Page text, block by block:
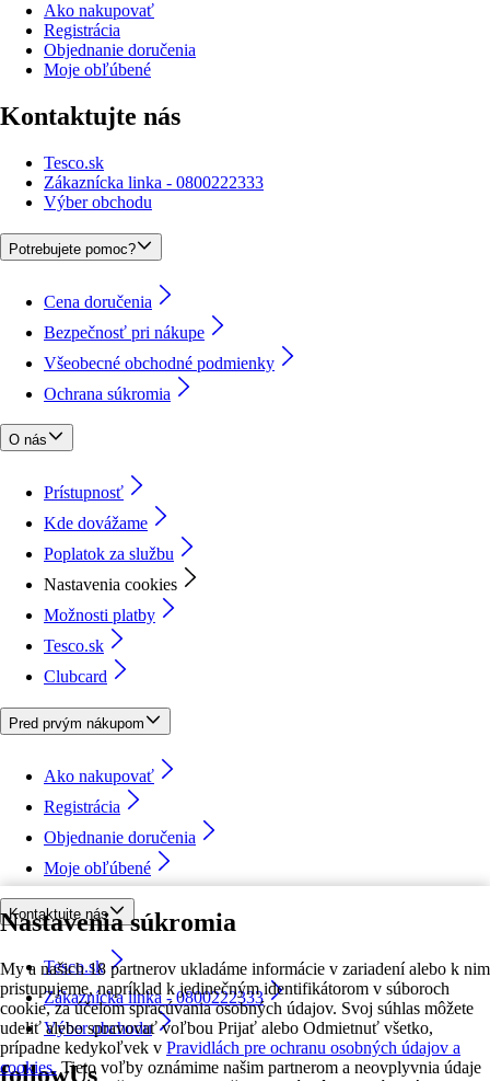
Nastavenia súkromia
My a našich 18 partnerov ukladáme informácie v zariadení alebo k nim
pristupujeme, napríklad k jedinečným identifikátorom v súboroch
cookie, za účelom spracúvania osobných údajov. Svoj súhlas môžete
udeliť alebo spravovať voľbou Prijať alebo Odmietnuť všetko,
prípadne kedykoľvek v Pravidlách pre ochranu osobných údajov a
cookies. Tieto voľby oznámime našim partnerom a neovplyvnia údaje
Ako nakupovať
Registrácia
Objednanie doručenia
Moje obľúbené
Kontaktujte nás
Tesco.sk
Zákaznícka linka - 0800222333
Výber obchodu
Potrebujete pomoc?
Cena doručenia
Bezpečnosť pri nákupe
Všeobecné obchodné podmienky
Ochrana súkromia
O nás
Prístupnosť
Kde dovážame
Poplatok za službu
Nastavenia cookies
Možnosti platby
Tesco.sk
Clubcard
Pred prvým nákupom
Ako nakupovať
Registrácia
Objednanie doručenia
Moje obľúbené
Kontaktujte nás
Tesco.sk
Zákaznícka linka - 0800222333
Výber obchodu
followUs